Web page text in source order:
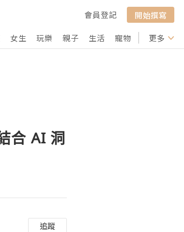
會員登記
開始撰寫
女生 玩樂 親子 生活 寵物 行山 打卡
更多
合 AI 洞
追蹤